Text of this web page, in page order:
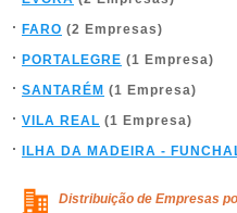
FARO (2 Empresas)
PORTALEGRE (1 Empresa)
SANTARÉM (1 Empresa)
VILA REAL (1 Empresa)
ILHA DA MADEIRA -
Distribuição de Empresas